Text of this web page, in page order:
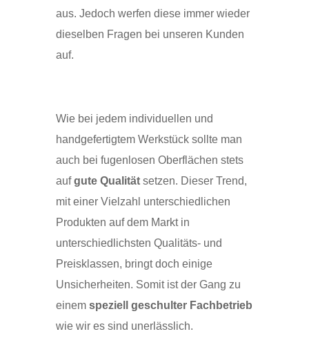
aus. Jedoch werfen diese immer wieder
dieselben Fragen bei unseren Kunden
auf.
Wie bei jedem individuellen und
handgefertigtem Werkstück sollte man
auch bei fugenlosen Oberflächen stets
aufgute Qualität setzen. Dieser Trend,
mit einer Vielzahl unterschiedlichen
Produkten auf dem Markt in
unterschiedlichsten Qualitäts- und
Preisklassen, bringt doch einige
Unsicherheiten. Somit ist der Gang zu
einem speziell geschulter Fachbetrieb
wie wir es sind unerlässlich.